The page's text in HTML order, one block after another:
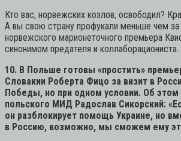
Кто вас, норвежских козлов, освободил?
А вы свою страну профукали меньше чем
норвежского марионеточного премьера
синонимом предателя и коллаборациониста.
10. В Польше готовы «простить»
Словакии Роберта Фицо за визит в
Победы, но при одном условии. Об этом
польского МИД Радослав Сикорский:
он разблокирует помощь Украине, но
в Россию, возможно, мы сможем ему